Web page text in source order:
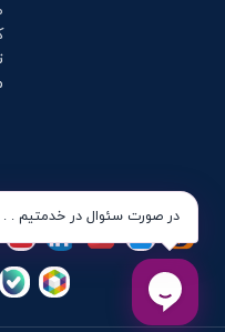
در صورت سئوال در خدمتیم . .